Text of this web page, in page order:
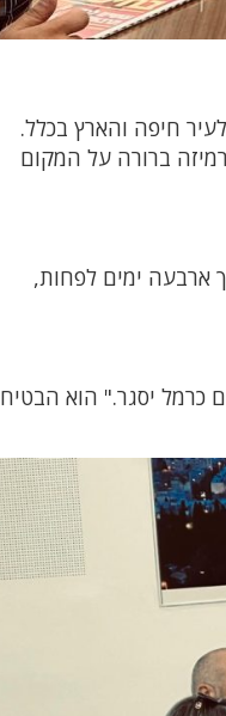
חיפה והארץ בכלל.
ברורה על המקום
ארבעה ימים לפחות,
כרמל יסגר." הוא הבטיח